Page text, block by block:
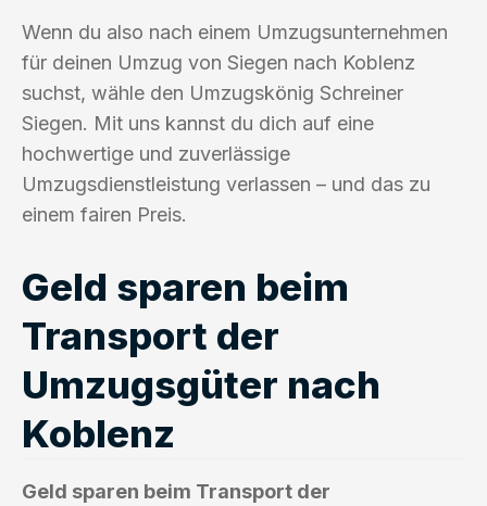
Wenn du also nach einem Umzugsunternehmen
für deinen Umzug von Siegen nach Koblenz
suchst, wähle den Umzugskönig Schreiner
Siegen. Mit uns kannst du dich auf eine
hochwertige und zuverlässige
Umzugsdienstleistung verlassen – und das zu
einem fairen Preis.
Geld sparen beim
Transport der
Umzugsgüter nach
Koblenz
Geld sparen beim Transport der